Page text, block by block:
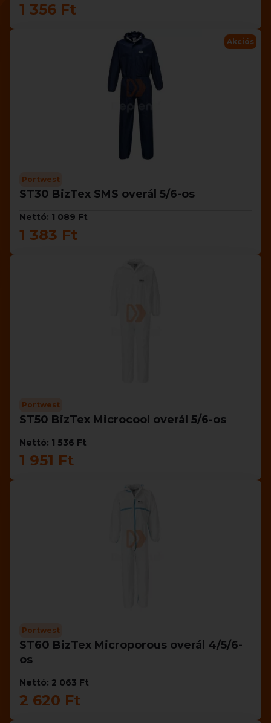
1 356 Ft
Akciós
Portwest
ST30 BizTex SMS overál 5/6-os
Nettó: 1 089 Ft
1 383 Ft
Portwest
ST50 BizTex Microcool overál 5/6-os
Nettó: 1 536 Ft
1 951 Ft
Portwest
ST60 BizTex Microporous overál 4/5/6-
os
Nettó: 2 063 Ft
2 620 Ft